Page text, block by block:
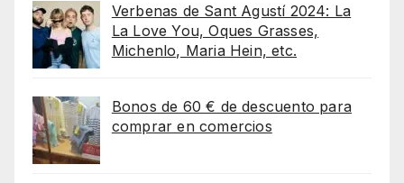
Verbenas de Sant Agustí 2024: La
La Love You, Oques Grasses,
Michenlo, Maria Hein, etc.
Bonos de 60 € de descuento para
comprar en comercios